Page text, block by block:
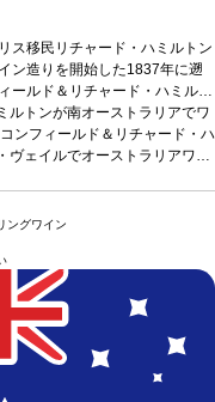
ス移民リチャード・ハミルトン
ン造りを開始した1837年に遡
ールド＆リチャード・ハミルト
とマクラーレン・ヴェイルでオ
に貢献。鮮やかな深紅色。魅力
ズベリーの香りの、バランスの
ていてクリーミーな風味を与え
ノート
いラズベリーの香りを持つ。き
クリーミーなスパークリングレ
たラズベリーとチェリーの含み
クリーンな酸味を示す。
えたグラスに注いでワインそ
ッペや家禽を使用した料理と合
ーな風味と好相性。
イルのワインとして造られ、オ
発酵から、自然な泡立ちが生ま
が添加されており、それがクリ
加されているリキュールのうち
ワインをブレンドしており、
えている。
メーション:
レコンフィールド
先駆者であり醸造家でもあるシ
年に設立した。設立から30
、革新に取り組み続け、世界中
ィなワインを毎年産みだしてい
ルトンが南オーストラリアでワ
ンフィールド＆リチャード・ハ
ヴェイルでオーストラリアワイ
リキュールが添加されていてク
ート
。きれいにバランスの取れた、
きとしたラズベリーとチェリー
示す。
しめる。
シラーズは、上質で優雅なスタ
第二次発酵から、自然な泡立ち
、それがクリーミーな風味を与
テージのポートワインをブレ
。
ールド クナワラのエステート
トンが、1974年に設立した。設
み続け、世界中が求めているハ
ユニークなオーストラリアスタ
ングワイン